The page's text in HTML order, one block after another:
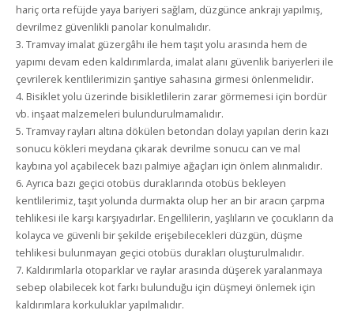
hariç orta refüjde yaya bariyeri sağlam, düzgünce ankrajı yapılmış,
devrilmez güvenlikli panolar konulmalıdır.
3. Tramvay imalat güzergâhı ile hem taşıt yolu arasında hem de
yapımı devam eden kaldırımlarda, imalat alanı güvenlik bariyerleri ile
çevrilerek kentlilerimizin şantiye sahasına girmesi önlenmelidir.
4. Bisiklet yolu üzerinde bisikletlilerin zarar görmemesi için bordür
vb. inşaat malzemeleri bulundurulmamalıdır.
5. Tramvay rayları altına dökülen betondan dolayı yapılan derin kazı
sonucu kökleri meydana çıkarak devrilme sonucu can ve mal
kaybına yol açabilecek bazı palmiye ağaçları için önlem alınmalıdır.
6. Ayrıca bazı geçici otobüs duraklarında otobüs bekleyen
kentlilerimiz, taşıt yolunda durmakta olup her an bir aracın çarpma
tehlikesi ile karşı karşıyadırlar. Engellilerin, yaşlıların ve çocukların da
kolayca ve güvenli bir şekilde erişebilecekleri düzgün, düşme
tehlikesi bulunmayan geçici otobüs durakları oluşturulmalıdır.
7. Kaldırımlarla otoparklar ve raylar arasında düşerek yaralanmaya
sebep olabilecek kot farkı bulunduğu için düşmeyi önlemek için
kaldırımlara korkuluklar yapılmalıdır.